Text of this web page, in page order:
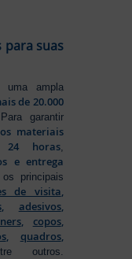
para suas
uma ampla
de 20.000
garantir
materiais
24 horas,
e entrega
principais
de visita,
, adesivos,
, copos,
, quadros,
outros.